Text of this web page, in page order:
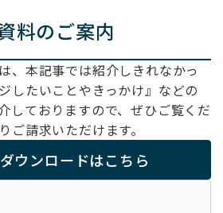
料のご案内
、本記事では紹介しきれなかっ
したいことやきっかけ』などの
しておりますので、ぜひご覧くだ
ご請求いただけます。
ウンロードはこちら